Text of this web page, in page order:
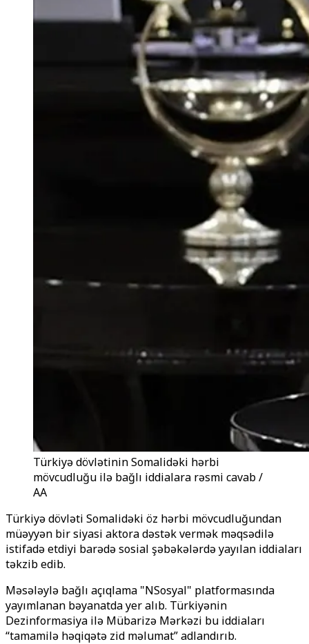
Türkiyə dövlətinin Somalidəki hərbi
mövcudluğu ilə bağlı iddialara rəsmi cavab /
AA
Türkiyə dövləti Somalidəki öz hərbi mövcudluğundan
müəyyən bir siyasi aktora dəstək vermək məqsədilə
istifadə etdiyi barədə sosial şəbəkələrdə yayılan iddiaları
təkzib edib.
Məsələylə bağlı açıqlama "NSosyal" platformasında
yayımlanan bəyanatda yer alıb. Türkiyənin
Dezinformasiya ilə Mübarizə Mərkəzi bu iddiaları
“tamamilə həqiqətə zid məlumat” adlandırıb.